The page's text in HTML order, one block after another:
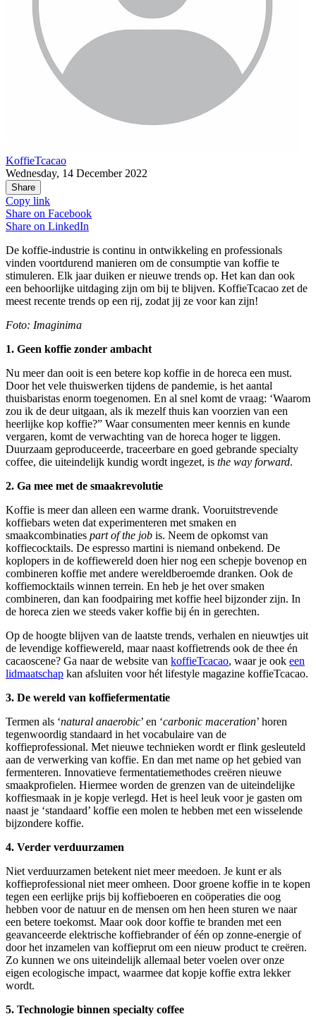
KoffieTcacao
Wednesday, 14 December 2022
Share
Copy link
Share on Facebook
Share on LinkedIn
De koffie-industrie is continu in ontwikkeling en professionals
vinden voortdurend manieren om de consumptie van koffie te
stimuleren. Elk jaar duiken er nieuwe trends op. Het kan dan ook
een behoorlijke uitdaging zijn om bij te blijven. KoffieTcacao zet de
meest recente trends op een rij, zodat jij ze voor kan zijn!
Foto: Imaginima
1. Geen koffie zonder ambacht
Nu meer dan ooit is een betere kop koffie in de horeca een must.
Door het vele thuiswerken tijdens de pandemie, is het aantal
thuisbaristas enorm toegenomen. En al snel komt de vraag: ‘Waarom
zou ik de deur uitgaan, als ik mezelf thuis kan voorzien van een
heerlijke kop koffie?” Waar consumenten meer kennis en kunde
vergaren, komt de verwachting van de horeca hoger te liggen.
Duurzaam geproduceerde, traceerbare en goed gebrande specialty
coffee, die uiteindelijk kundig wordt ingezet, is the way forward.
2. Ga mee met de smaakrevolutie
Koffie is meer dan alleen een warme drank. Vooruitstrevende
koffiebars weten dat experimenteren met smaken en
smaakcombinaties part of the job is. Neem de opkomst van
koffiecocktails. De espresso martini is niemand onbekend. De
koplopers in de koffiewereld doen hier nog een schepje bovenop en
combineren koffie met andere wereldberoemde dranken. Ook de
koffiemocktails winnen terrein. En heb je het over smaken
combineren, dan kan foodpairing met koffie heel bijzonder zijn. In
de horeca zien we steeds vaker koffie bij én in gerechten.
Op de hoogte blijven van de laatste trends, verhalen en nieuwtjes uit
de levendige koffiewereld, maar naast koffietrends ook de thee én
cacaoscene? Ga naar de website van koffieTcacao, waar je ook een
lidmaatschap kan afsluiten voor hét lifestyle magazine koffieTcacao.
3. De wereld van koffiefermentatie
Termen als ‘natural anaerobic’ en ‘carbonic maceration’ horen
tegenwoordig standaard in het vocabulaire van de
koffieprofessional. Met nieuwe technieken wordt er flink gesleuteld
aan de verwerking van koffie. En dan met name op het gebied van
fermenteren. Innovatieve fermentatiemethodes creëren nieuwe
smaakprofielen. Hiermee worden de grenzen van de uiteindelijke
koffiesmaak in je kopje verlegd. Het is heel leuk voor je gasten om
naast je ‘standaard’ koffie een molen te hebben met een wisselende
bijzondere koffie.
4. Verder verduurzamen
Niet verduurzamen betekent niet meer meedoen. Je kunt er als
koffieprofessional niet meer omheen. Door groene koffie in te kopen
tegen een eerlijke prijs bij koffieboeren en coöperaties die oog
hebben voor de natuur en de mensen om hen heen sturen we naar
een betere toekomst. Maar ook door koffie te branden met een
geavanceerde elektrische koffiebrander of één op zonne-energie of
door het inzamelen van koffieprut om een nieuw product te creëren.
Zo kunnen we ons uiteindelijk allemaal beter voelen over onze
eigen ecologische impact, waarmee dat kopje koffie extra lekker
wordt.
5. Technologie binnen specialty coffee